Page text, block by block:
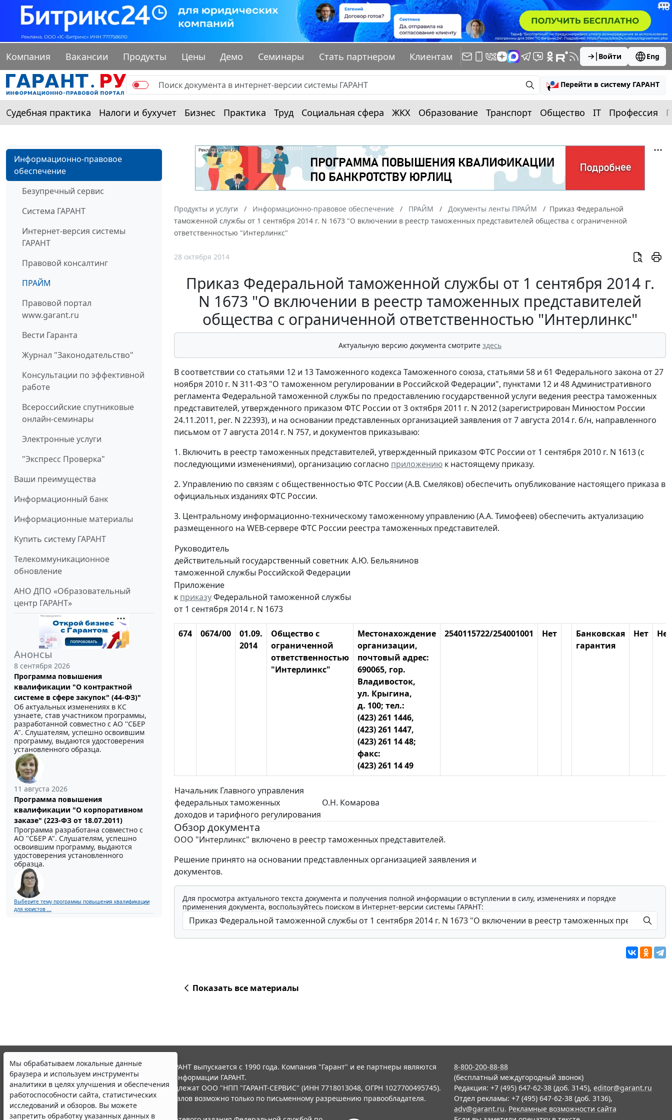
Компания Вакансии Продукты Цены Демо Семинары Стать партнером Клиентам Войти Eng
Перейти в систему ГАРАНТ
Судебная практика Налоги и бухучет Бизнес Практика Труд Социальная сфера ЖКХ Образование Транспорт Общество IT Профессия
Информационно-правовое
обеспечение
Безупречный сервис
Система ГАРАНТ
Интернет-версия системы
ГАРАНТ
Правовой консалтинг
ПРАЙМ
Правовой портал
www.garant.ru
Вести Гаранта
Журнал "Законодательство"
Консультации по эффективной
работе
Всероссийские спутниковые
онлайн-семинары
Электронные услуги
"Экспресс Проверка"
Ваши преимущества
Информационный банк
Информационные материалы
Купить систему ГАРАНТ
Телекоммуникационное
обновление
АНО ДПО «Образовательный
центр ГАРАНТ»
Анонсы
8 сентября 2026
Программа повышения
квалификации "О контрактной
системе в сфере закупок" (44-ФЗ)"
Об актуальных изменениях в КС
узнаете, став участником программы,
разработанной совместно с АО ''СБЕР
А". Слушателям, успешно освоившим
программу, выдаются удостоверения
установленного образца.
11 августа 2026
Программа повышения
квалификации "О корпоративном
заказе" (223-ФЗ от 18.07.2011)
Программа разработана совместно с
АО ''СБЕР А". Слушателям, успешно
освоившим программу, выдаются
удостоверения установленного
образца.
Выберите тему программы повышения квалификации
для юристов ...
Продукты и услуги Информационно-правовое обеспечение ПРАЙМ Документы ленты ПРАЙМ
Приказ Федеральной
таможенной службы от 1 сентября 2014 г. N 1673 "О включении в реестр таможенных представителей общества с ограниченной
ответственностью "Интерлинкс"
28 октября 2014
Приказ Федеральной таможенной службы от 1 сентября 2014 г.
N 1673 "О включении в реестр таможенных представителей
общества с ограниченной ответственностью "Интерлинкс"
Актуальную версию документа смотрите здесь
В соответствии со статьями 12 и 13 Таможенного кодекса Таможенного союза, статьями 58 и 61 Федерального закона от 27
ноября 2010 г. N 311-ФЗ "О таможенном регулировании в Российской Федерации", пунктами 12 и 48 Административного
регламента Федеральной таможенной службы по предоставлению государственной услуги ведения реестра таможенных
представителей, утвержденного приказом ФТС России от 3 октября 2011 г. N 2012 (зарегистрирован Минюстом России
24.11.2011, рег. N 22393), и на основании представленных организацией заявления от 7 августа 2014 г. б/н, направленного
письмом от 7 августа 2014 г. N 757, и документов приказываю:
1. Включить в реестр таможенных представителей, утвержденный приказом ФТС России от 1 сентября 2010 г. N 1613 (с
последующими изменениями), организацию согласно приложению к настоящему приказу.
2. Управлению по связям с общественностью ФТС России (А.В. Смеляков) обеспечить опубликование настоящего приказа в
официальных изданиях ФТС России.
3. Центральному информационно-техническому таможенному управлению (А.А. Тимофеев) обеспечить актуализацию
размещенного на WEB-сервере ФТС России реестра таможенных представителей.
Руководитель
действительный государственный советник
таможенной службы Российской Федерации
А.Ю. Бельянинов
Приложение
к приказуФедеральной таможенной службы
от 1 сентября 2014 г. N 1673
674 0674/00
01.09.
2014
Общество с
ограниченной
ответственностью
"Интерлинкс"
Местонахождение
организации,
почтовый адрес:
690065, гор.
Владивосток,
ул. Крыгина,
д. 100; тел.:
(423) 261 1446,
(423) 261 1447,
(423) 261 14 48;
факс:
(423) 261 14 49
2540115722/254001001 Нет
Банковская
гарантия
Нет Нет
Начальник Главного управления
федеральных таможенных
доходов и тарифного регулирования
О.Н. Комарова
Обзор документа
ООО "Интерлинкс" включено в реестр таможенных представителей.
Решение принято на основании представленных организацией заявления и
документов.
Для просмотра актуального текста документа и получения полной информации о вступлении в силу, изменениях и порядке
применения документа, воспользуйтесь поиском в Интернет-версии системы ГАРАНТ:
Показать все материалы
Мы обрабатываем локальные данные
браузера и используем инструменты
аналитики в целях улучшения и обеспечения
работоспособности сайта, статистических
исследований и обзоров. Вы можете
запретить обработку указанных данных в
© ООО "НПП "ГАРАНТ-СЕРВИС", 2026. Система ГАРАНТ выпускается с 1990 года. Компания "Гарант" и ее партнеры являются
участниками Российской ассоциации правовой информации ГАРАНТ.
Все права на материалы сайта ГАРАНТ.РУ принадлежат ООО "НПП "ГАРАНТ-СЕРВИС" (ИНН 7718013048, ОГРН 1027700495745).
Полное или частичное воспроизведение материалов возможно только по письменному разрешению правообладателя.
Правила использования портала.
8-800-200-88-88
(бесплатный междугородный звонок)
Редакция: +7 (495) 647-62-38 (доб. 3145), editor@garant.ru
Отдел рекламы: +7 (495) 647-62-38 (доб. 3136),
adv@garant.ru. Рекламные возможности сайта